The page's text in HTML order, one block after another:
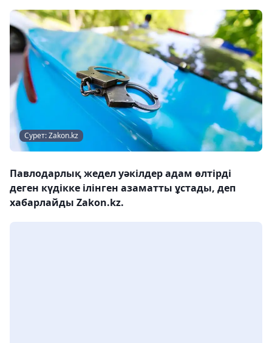
Сурет: Zakon.kz
Павлодарлық жедел уәкілдер адам өлтірді
деген күдікке ілінген азаматты ұстады, деп
хабарлайды Zakon.kz.